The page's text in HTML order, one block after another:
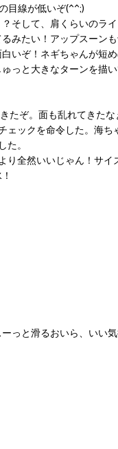
目線が低いぞ(^^;)
そして、肩くらいのラ
みたい！アップスーン
いぞ！ネギちゃんが短
っと大きなターンを描
たぞ。面も乱れてきた
ェックを命令した。海
。
り全然いいじゃん！サ
っと滑るおいら、いい